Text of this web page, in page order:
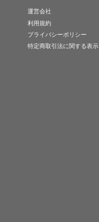
運営会社
利用規約
プライバシーポリシー
特定商取引法に関する表示